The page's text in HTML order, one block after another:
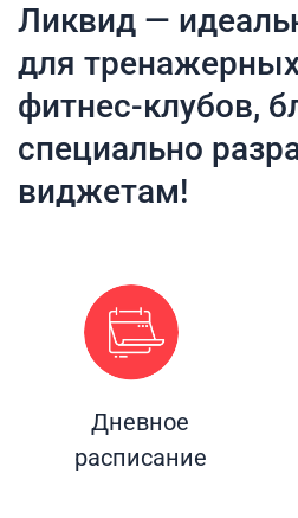
Ликвид —
для
фитнес-клубов,
специально
виджетам!
Дневное
расписание